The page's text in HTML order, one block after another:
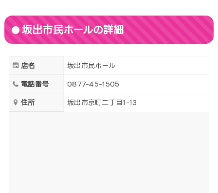
坂出市民ホールの詳細
店名 坂出市民ホール
電話番号 0877-45-1505
住所 坂出市京町二丁目1-13